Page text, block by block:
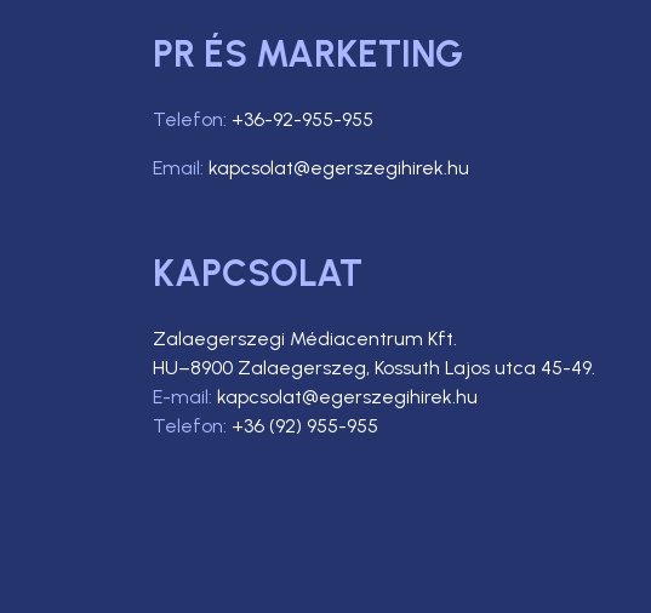
PR ÉS MARKETING
Telefon: +36-92-955-955
Email: kapcsolat@egerszegihirek.hu
KAPCSOLAT
Zalaegerszegi Médiacentrum Kft.
HU–8900 Zalaegerszeg, Kossuth Lajos utca 45-49.
E-mail: kapcsolat@egerszegihirek.hu
Telefon: +36 (92) 955-955